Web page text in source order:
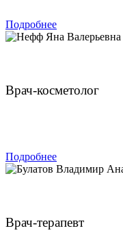
Подробнее
Врач-косметолог
Подробнее
Врач-терапевт